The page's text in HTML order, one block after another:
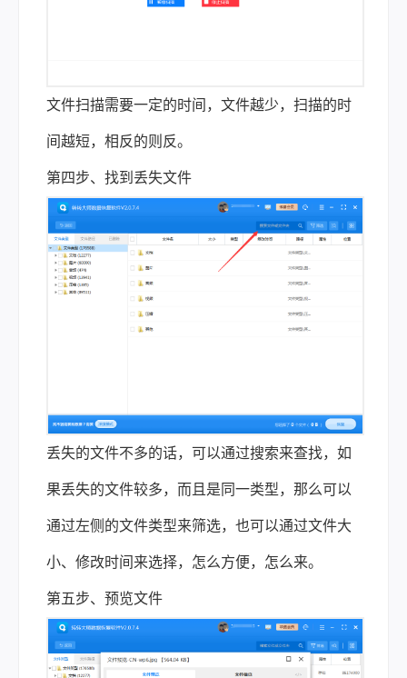
文件扫描需要一定的时间，文件越少，扫描的时
间越短，相反的则反。
第四步、找到丢失文件
丢失的文件不多的话，可以通过搜索来查找，如
果丢失的文件较多，而且是同一类型，那么可以
通过左侧的文件类型来筛选，也可以通过文件大
小、修改时间来选择，怎么方便，怎么来。
第五步、预览文件